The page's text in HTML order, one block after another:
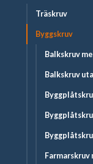
Träskruv
Byggskruv
Balkskruv
Balkskruv